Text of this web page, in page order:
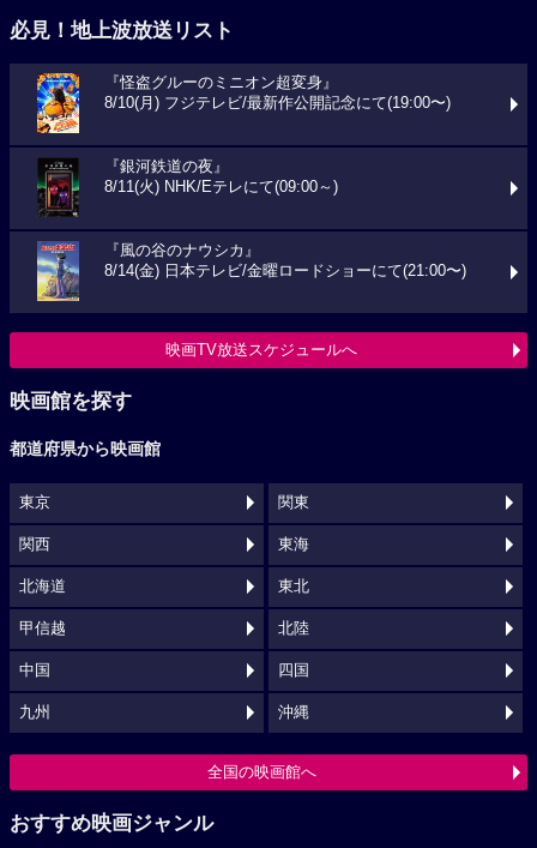
必見！地上波放送リスト
『怪盗グルーのミニオン超変身』
8/10(月) フジテレビ/最新作公開記念にて(19:00〜)
『銀河鉄道の夜』
8/11(火) NHK/Eテレにて(09:00～)
『風の谷のナウシカ』
8/14(金) 日本テレビ/金曜ロードショーにて(21:00〜)
映画TV放送スケジュールへ
映画館を探す
都道府県から映画館
東京 関東
関西 東海
北海道 東北
甲信越 北陸
中国 四国
九州 沖縄
全国の映画館へ
おすすめ映画ジャンル